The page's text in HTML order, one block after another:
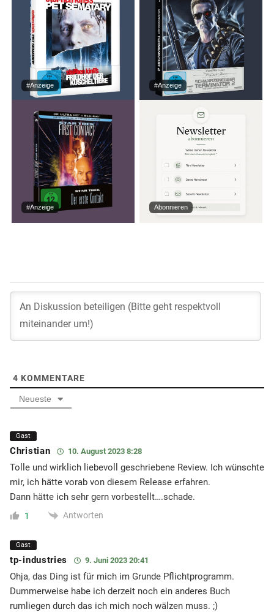
#Anzeige #Anzeige
#Anzeige Abonnieren
4 KOMMENTARE
Neueste
Gast
Christian 10. August 2023 8:28
Tolle und wirklich liebevoll geschriebene Review. Ich wünschte
mir, ich hätte vorab von diesem Release erfahren.
Dann hätte ich sehr gern vorbestellt….schade.
1 Antworten
Gast
tp-industries 9. Juni 2023 20:41
Ohja, das Ding ist für mich im Grunde Pflichtprogramm.
Dummerweise habe ich derzeit noch ein anderes Buch
rumliegen durch das ich mich noch wälzen muss. ;)